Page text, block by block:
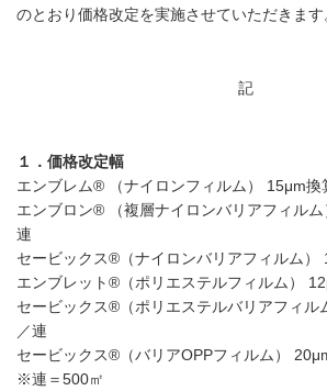
のとおり価格改定を実施させていただきます
記
１．価格改定幅
エンブレム® （ナイロンフィルム） 15μm換
エンブロン® （複層ナイロンバリアフィル
連
セービックス®（ナイロンバリアフィルム）
エンブレット®（ポリエステルフィルム）
セービックス®（ポリエステルバリアフィル
／連
セービックス®（バリアOPPフィルム）
※連＝500㎡